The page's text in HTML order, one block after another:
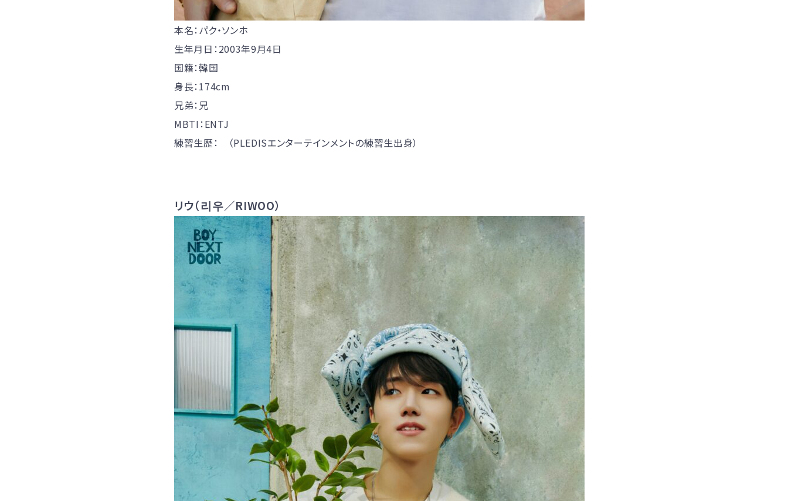
本名：パク・ソンホ
生年月日：2003年9月4日
国籍：韓国
身長：174cm
兄弟：兄
MBTI：ENTJ
練習生歴： （PLEDISエンターテインメントの練習生出身）
リウ（리우／RIWOO）